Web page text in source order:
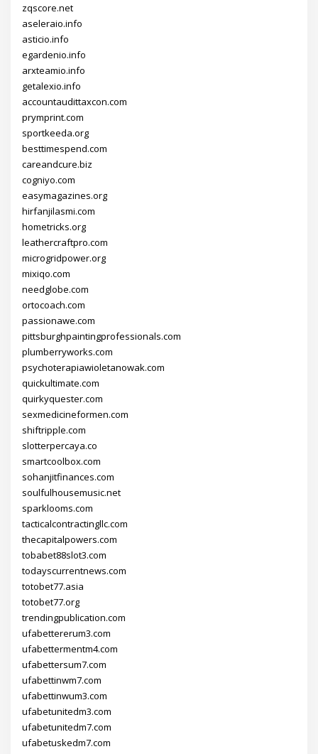
zqscore.net
aseleraio.info
asticio.info
egardenio.info
arxteamio.info
getalexio.info
accountaudittaxcon.com
prymprint.com
sportkeeda.org
besttimespend.com
careandcure.biz
cogniyo.com
easymagazines.org
hirfanjilasmi.com
hometricks.org
leathercraftpro.com
microgridpower.org
mixiqo.com
needglobe.com
ortocoach.com
passionawe.com
pittsburghpaintingprofessionals.com
plumberryworks.com
psychoterapiawioletanowak.com
quickultimate.com
quirkyquester.com
sexmedicineformen.com
shiftripple.com
slotterpercaya.co
smartcoolbox.com
sohanjitfinances.com
soulfulhousemusic.net
sparklooms.com
tacticalcontractingllc.com
thecapitalpowers.com
tobabet88slot3.com
todayscurrentnews.com
totobet77.asia
totobet77.org
trendingpublication.com
ufabettererum3.com
ufabettermentm4.com
ufabettersum7.com
ufabettinwm7.com
ufabettinwum3.com
ufabetunitedm3.com
ufabetunitedm7.com
ufabetuskedm7.com